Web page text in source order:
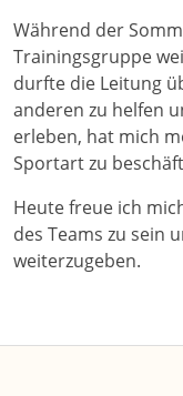
Während der
Trainingsgruppe
durfte die Leitung
anderen zu helfen
erleben, hat mich
Sportart zu
Heute freue ich
des Teams zu sein
weiterzugeben.